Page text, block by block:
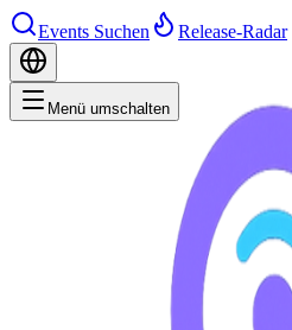
Events Suchen Release-Radar
Menü umschalten